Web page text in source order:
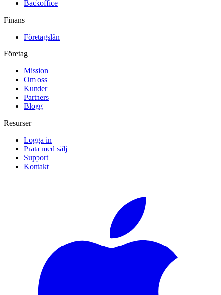
Backoffice
Finans
Företagslån
Företag
Mission
Om oss
Kunder
Partners
Blogg
Resurser
Logga in
Prata med sälj
Support
Kontakt